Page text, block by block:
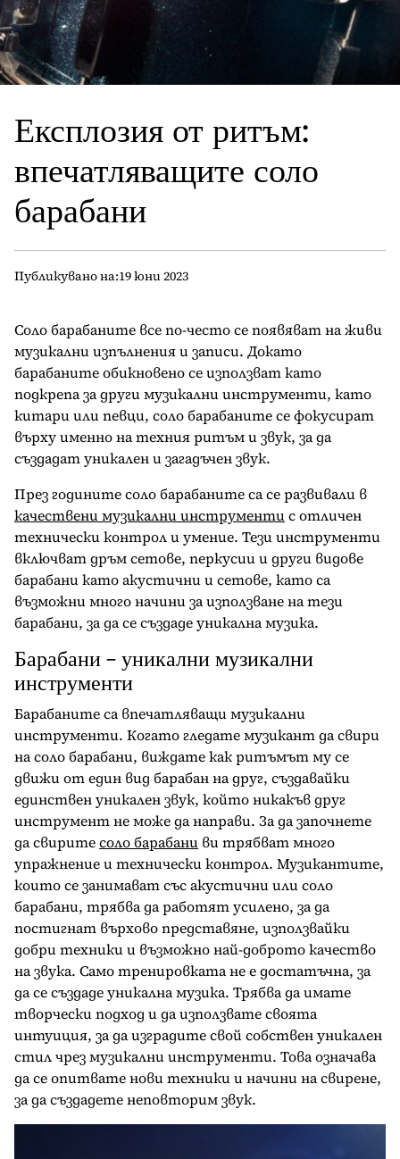
Експлозия от ритъм:
впечатляващите соло
барабани
Публикувано на:19 юни 2023
Соло барабаните все по-често се появяват на живи
музикални изпълнения и записи. Докато
барабаните обикновено се използват като
подкрепа за други музикални инструменти, като
китари или певци, соло барабаните се фокусират
върху именно на техния ритъм и звук, за да
създадат уникален и загадъчен звук.
През годините соло барабаните са се развивали в
качествени музикални инструментис отличен
технически контрол и умение. Тези инструменти
включват дръм сетове, перкусии и други видове
барабани като акустични и сетове, като са
възможни много начини за използване на тези
барабани, за да се създаде уникална музика.
Барабани – уникални музикални
инструменти
Барабаните са впечатляващи музикални
инструменти. Когато гледате музикант да свири
на соло барабани, виждате как ритъмът му се
движи от един вид барабан на друг, създавайки
единствен уникален звук, който никакъв друг
инструмент не може да направи. За да започнете
да свиритесоло барабани ви трябват много
упражнение и технически контрол. Музикантите,
които се занимават със акустични или соло
барабани, трябва да работят усилено, за да
постигнат върхово представяне, използвайки
добри техники и възможно най-доброто качество
на звука. Само тренировката не е достатъчна, за
да се създаде уникална музика. Трябва да имате
творчески подход и да използвате своята
интуиция, за да изградите свой собствен уникален
стил чрез музикални инструменти. Това означава
да се опитвате нови техники и начини на свирене,
за да създадете неповторим звук.